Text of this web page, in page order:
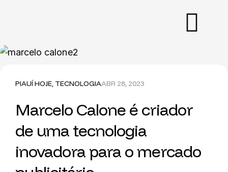
PIAUÍ HOJE, TECNOLOGIAABR 28, 2023
Marcelo Calone é criador
de uma tecnologia
inovadora para o mercado